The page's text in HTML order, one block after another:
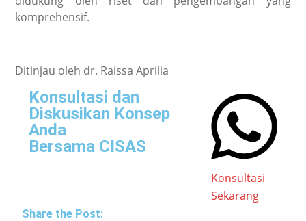
komprehensif.
Ditinjau oleh dr. Raissa Aprilia
Konsultasi dan
Diskusikan Konsep
Anda
Bersama CISAS
Konsultasi
Sekarang
Share the Post: